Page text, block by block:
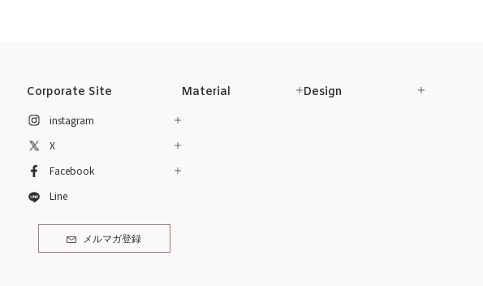
Corporate Site
instagram
X
Facebook
Line
メルマガ登録
Material Design